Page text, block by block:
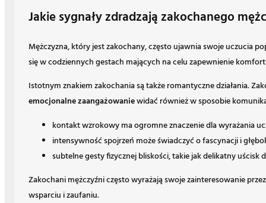
Jakie sygnały zdradzają zakochanego
Mężczyzna, który jest zakochany, często ujawnia swoje uczucia
się w codziennych gestach mających na celu zapewnienie
Istotnym znakiem zakochania są także romantyczne działania.
emocjonalne zaangażowaniewidać również w sposobie
kontakt wzrokowy ma ogromne znaczenie dla wyrażania
intensywność spojrzeń może świadczyć o fascynacji i
subtelne gesty fizycznej bliskości, takie jak delikatny
Zakochani mężczyźni często wyrażają swoje zainteresowanie
wsparciu i zaufaniu.